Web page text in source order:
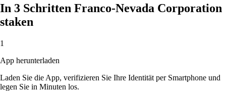
In 3 Schritten Franco-Nevada Corporation
staken
1
App herunterladen
Laden Sie die App, verifizieren Sie Ihre Identität per Smartphone und
legen Sie in Minuten los.